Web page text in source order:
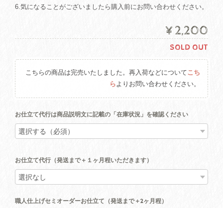
6.気になることがございましたら購入前にお問い合わせください。
¥2,200
SOLD OUT
こちらの商品は完売いたしました。再入荷などについてこち
らよりお問い合わせください。
お仕立て代行は商品説明文に記載の「在庫状況」を確認ください
お仕立て代行（発送まで＋１ヶ月程いただきます）
職人仕上げセミオーダーお仕立て（発送まで＋2ヶ月程）